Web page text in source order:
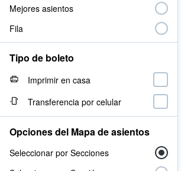
Mejores asientos
Fila
Tipo de boleto
Imprimir en casa
Transferencia por celular
Opciones del Mapa de asientos
Seleccionar por Secciones